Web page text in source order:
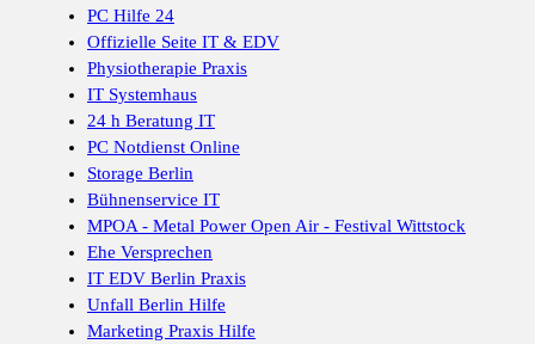
PC Hilfe 24
Offizielle Seite IT & EDV
Physiotherapie Praxis
IT Systemhaus
24 h Beratung IT
PC Notdienst Online
Storage Berlin
Bühnenservice IT
MPOA - Metal Power Open Air - Festival Wittstock
Ehe Versprechen
IT EDV Berlin Praxis
Unfall Berlin Hilfe
Marketing Praxis Hilfe